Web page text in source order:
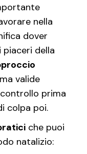
nella
dover
della
valide
prima
colpa poi.
che puoi
natalizio: